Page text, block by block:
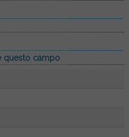
questo campo